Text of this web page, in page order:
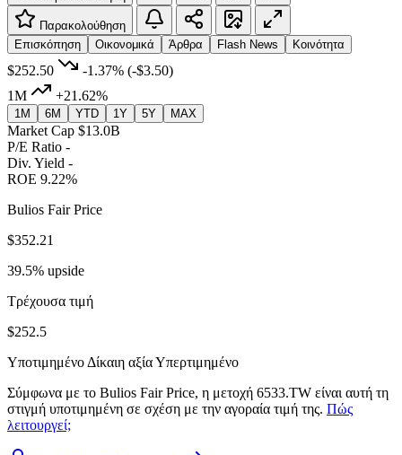
Παρακολούθηση
Επισκόπηση
Οικονομικά Άρθρα Flash News Κοινότητα
$252.50 -1.37% (-$3.50)
1M
+21.62%
1M 6M YTD 1Y 5Y MAX
Market Cap $13.0B
P/E Ratio -
Div. Yield -
ROE 9.22%
Bulios Fair Price
$352.21
39.5% upside
Τρέχουσα τιμή
$252.5
Υποτιμημένο Δίκαιη αξίαΥπερτιμημένο
Σύμφωνα με το Bulios Fair Price, η μετοχή 6533.TW είναι αυτή τη
στιγμή υποτιμημένη σε σχέση με την αγοραία τιμή της. Πώς
λειτουργεί;